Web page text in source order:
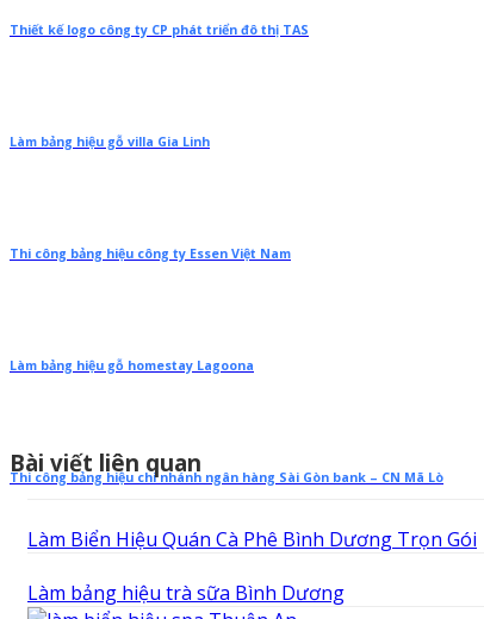
Thiết kế logo công ty CP phát triển đô thị TAS
Làm bảng hiệu gỗ villa Gia Linh
Thi công bảng hiệu công ty Essen Việt Nam
Làm bảng hiệu gỗ homestay Lagoona
Thi công bảng hiệu chi nhánh ngân hàng Sài Gòn bank – CN Mã Lò
Bài viết liên quan
Làm Biển Hiệu Quán Cà Phê Bình Dương Trọn Gói
Làm bảng hiệu trà sữa Bình Dương